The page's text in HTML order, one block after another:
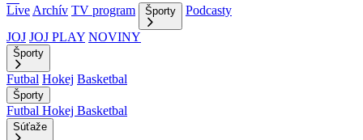
Live Archív TV program Športy
Podcasty
JOJ JOJ PLAY NOVINY
Športy
Futbal Hokej Basketbal
Športy
Futbal Hokej Basketbal
Súťaže